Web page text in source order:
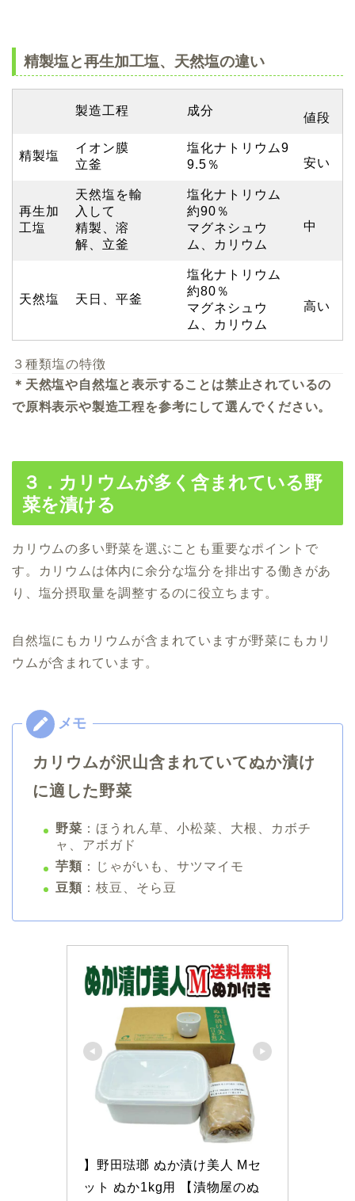
精製塩と再生加工塩、天然塩の違い
製造工程 成分
値段
精製塩
イオン膜
立釜
塩化ナトリウム9
9.5％
安い
再生加
工塩
天然塩を輸
入して
精製、溶
解、立釜
塩化ナトリウム
約90％
マグネシュウ
ム、カリウム
中
天然塩 天日、平釜
塩化ナトリウム
約80％
マグネシュウ
ム、カリウム
高い
３種類塩の特徴
＊天然塩や自然塩と表示することは禁止されているの
で原料表示や製造工程を参考にして選んでください。
３．カリウムが多く含まれている野
菜を漬ける
カリウムの多い野菜を選ぶことも重要なポイントで
す。カリウムは体内に余分な塩分を排出する働きがあ
り、塩分摂取量を調整するのに役立ちます。
自然塩にもカリウムが含まれていますが野菜にもカリ
ウムが含まれています。
カリウムが沢山含まれていてぬか漬け
に適した野菜
野菜 ：ほうれん草、小松菜、大根、カボチ
ャ、アボガド
芋類 ：じゃがいも、サツマイモ
豆類 ：枝豆、そら豆
】野田琺瑯 ぬか漬け美人 Mセ
ット ぬか1kg用 【漬物屋のぬ